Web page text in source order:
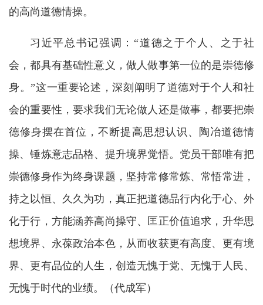
的高尚道德情操。
习近平总书记强调：“道德之于个人、之于社
会，都具有基础性意义，做人做事第一位的是崇德修
身。”这一重要论述，深刻阐明了道德对于个人和社
会的重要性，要求我们无论做人还是做事，都要把崇
德修身摆在首位，不断提高思想认识、陶冶道德情
操、锤炼意志品格、提升境界觉悟。党员干部唯有把
崇德修身作为终身课题，坚持常修常炼、常悟常进，
持之以恒、久久为功，真正把道德品行内化于心、外
化于行，方能涵养高尚操守、匡正价值追求，升华思
想境界、永葆政治本色，从而收获更有高度、更有境
界、更有品位的人生，创造无愧于党、无愧于人民、
无愧于时代的业绩。（代成军）